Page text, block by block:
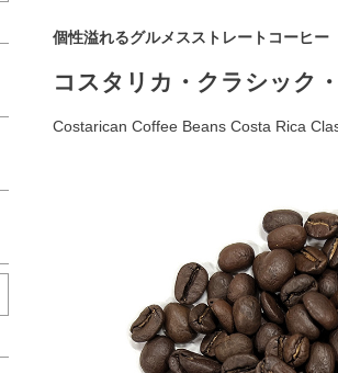
個性溢れるグルメスストレートコーヒー
コスタリカ・クラシック
Costarican Coffee Beans Costa Rica